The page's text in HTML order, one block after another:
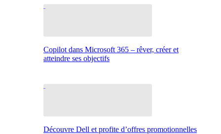
Copilot dans Microsoft 365 – rêver, créer et
atteindre ses objectifs
Découvre Dell et profite d’offres promotionnelles